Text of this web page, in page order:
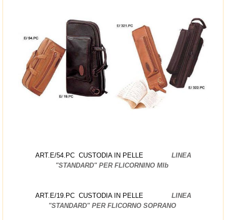
ART.E/54.PC CUSTODIA IN PELLE
LINEA
"STANDARD" PER FLICORNINO MIb
ART.E/19.PC CUSTODIA IN PELLE
LINEA
"STANDARD" PER FLICORNO SOPRANO